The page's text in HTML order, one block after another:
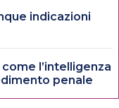
indicazioni
l’intelligenza
penale